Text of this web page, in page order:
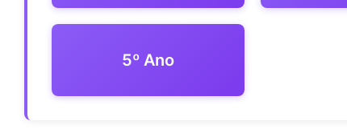
5º Ano